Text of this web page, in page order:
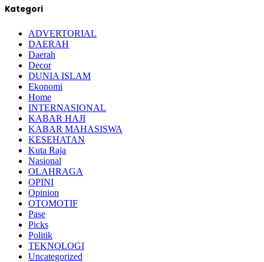
Kategori
ADVERTORIAL
DAERAH
Daerah
Decor
DUNIA ISLAM
Ekonomi
Home
INTERNASIONAL
KABAR HAJI
KABAR MAHASISWA
KESEHATAN
Kuta Raja
Nasional
OLAHRAGA
OPINI
Opinion
OTOMOTIF
Pase
Picks
Politik
TEKNOLOGI
Uncategorized